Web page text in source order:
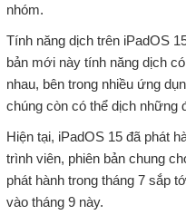
nhóm.
Tính năng dịch trên iPadOS
bản mới này tính năng dịch
nhau, bên trong nhiều ứng
chúng còn có thể dịch những
Hiện tại, iPadOS 15 đã phát
trình viên, phiên bản chung
phát hành trong tháng 7 sắp
vào tháng 9 này.